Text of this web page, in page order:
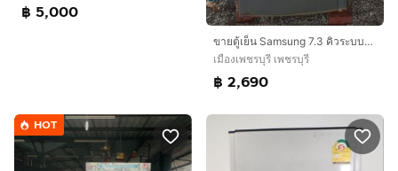
฿ 5,000
ขายตู้เย็น Samsung 7.3 คิวระบบละลายน้ำแข็งอัตโนมัติ พร้อมของแถมพัดลม Hatari ตัวใหญ่ๆ 2 ตัว ของใช้งานได้ปกติดีทั้งหมด
เมืองเพชรบุรี เพชรบุรี
฿ 2,690
HOT